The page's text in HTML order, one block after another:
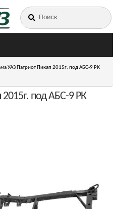
Искать:
УАЗ Патриот Пикап 2015г. под АБС-9 РК
под АБС-9 РК